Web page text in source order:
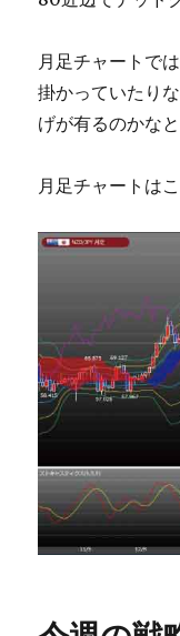
月足チャートで
掛かっていたり
げが有るのかな
月足チャートは